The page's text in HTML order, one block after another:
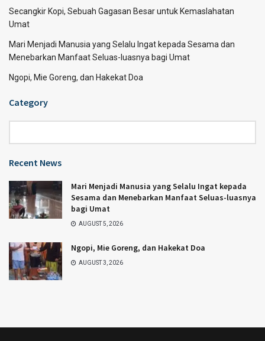
Secangkir Kopi, Sebuah Gagasan Besar untuk Kemaslahatan
Umat
Mari Menjadi Manusia yang Selalu Ingat kepada Sesama dan
Menebarkan Manfaat Seluas-luasnya bagi Umat
Ngopi, Mie Goreng, dan Hakekat Doa
Category
Recent News
Mari Menjadi Manusia yang Selalu Ingat kepada
Sesama dan Menebarkan Manfaat Seluas-luasnya
bagi Umat
AUGUST 5, 2026
Ngopi, Mie Goreng, dan Hakekat Doa
AUGUST 3, 2026